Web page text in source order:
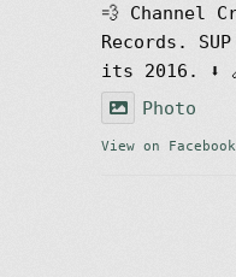
💨 Channel
Records.
its 2016. ⬇️
Photo
View on Facebook